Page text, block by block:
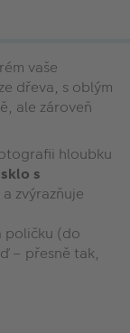
vaše
dřeva, s oblým
ale zároveň
hloubku
s
zvýrazňuje
poličku (do
– přesně tak,